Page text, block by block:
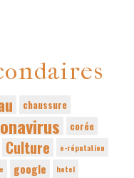
chaussure
corée
Culture
e-réputation
google hotel